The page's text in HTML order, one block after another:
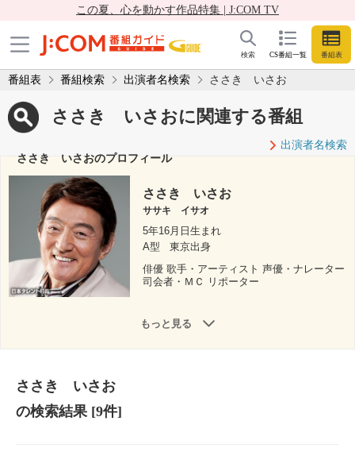
この夏、心を動かす作品特集 | J:COM TV
CS番組一覧 番組表
検索
番組表 番組検索 出演者名検索 ささき いさお
ささき いさおに関連する番組
出演者名検索
ささき いさおのプロフィール
ささき いさお
ササキ イサオ
5年16月日生まれ
A型
東京出身
俳優 歌手・アーティスト 声優・ナレーター
司会者・ＭＣ リポーター
もっと見る
ささき いさお
の検索結果[9件]